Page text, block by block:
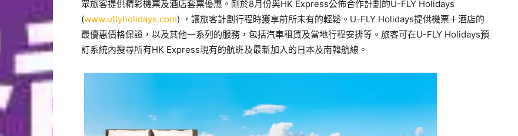
眾旅客提供精彩機票及酒店套票優惠。剛於8月份與HK Express公佈合作計劃的U-FLY Holidays
(www.uflyholidays.com) ，讓旅客計劃行程時獲享前所未有的輕鬆。U-FLY Holidays提供機票＋酒店的
最優惠價格保證，以及其他一系列的服務，包括汽車租賃及當地行程安排等。旅客可在U-FLY Holidays預
訂系統內搜尋所有HK Express現有的航班及最新加入的日本及南韓航線。